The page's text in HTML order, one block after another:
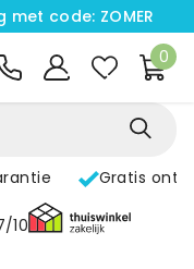
code: ZOMER
0
Gratis
10